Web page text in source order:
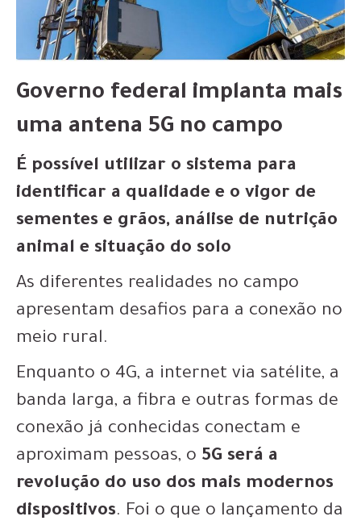
Governo federal implanta mais
uma antena 5G no campo
É possível utilizar o sistema para
identificar a qualidade e o vigor de
sementes e grãos, análise de nutrição
animal e situação do solo
As diferentes realidades no campo
apresentam desafios para a conexão no
meio rural.
Enquanto o 4G, a internet via satélite, a
banda larga, a fibra e outras formas de
conexão já conhecidas conectam e
aproximam pessoas, o 5G será a
revolução do uso dos mais modernos
dispositivos. Foi o que o lançamento da